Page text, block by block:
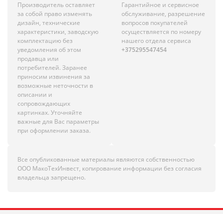
Производитель оставляет
за собой право изменять
дизайн, технические
характеристики, заводскую
комплектацию без
уведомления об этом
продавца или
потребителей. Заранее
приносим извинения за
возможные неточности в
описании и
сопровождающих
картинках. Уточняйте
важные для Вас параметры
при оформлении заказа.
Гарантийное и сервисное
обслуживание, разрешение
вопросов покупателей
осуществляется по номеру
нашего отдела сервиса
+375295547454
Все опубликованные материалы являются собственностью
ООО МакоТехИнвест, копирование информации без согласия
владельца запрещено.